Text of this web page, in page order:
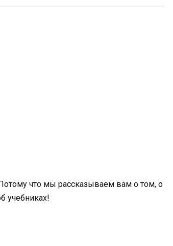
что мы рассказываем вам о том, о
учебниках!